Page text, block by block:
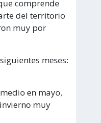
comprende
del territorio
muy por
meses:
en mayo,
muy